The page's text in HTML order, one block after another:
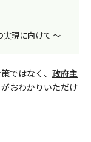
実現に向けて ～
ではなく、 政府主
おわかりいただけ